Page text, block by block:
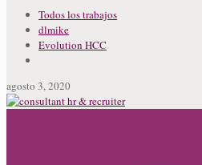
Todos los trabajos
dlmike
Evolution HCC
agosto 3, 2020